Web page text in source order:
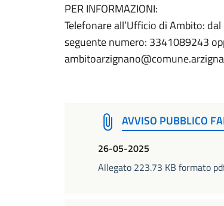
PER INFORMAZIONI:
Telefonare all’Ufficio di Ambito:
seguente numero: 3341089243
AVVISO PUBBLICO
26-05-2025
Allegato 223.73 KB formato